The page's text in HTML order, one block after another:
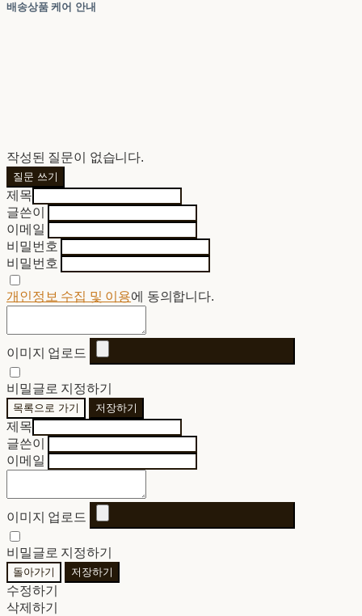
배송상품 케어 안내
작성된 질문이 없습니다.
질문 쓰기
제목
글쓴이
이메일
비밀번호
비밀번호
개인정보 수집 및 이용에 동의합니다.
이미지 업로드
비밀글로 지정하기
목록으로 가기 저장하기
제목
글쓴이
이메일
이미지 업로드
비밀글로 지정하기
돌아가기 저장하기
수정하기
삭제하기